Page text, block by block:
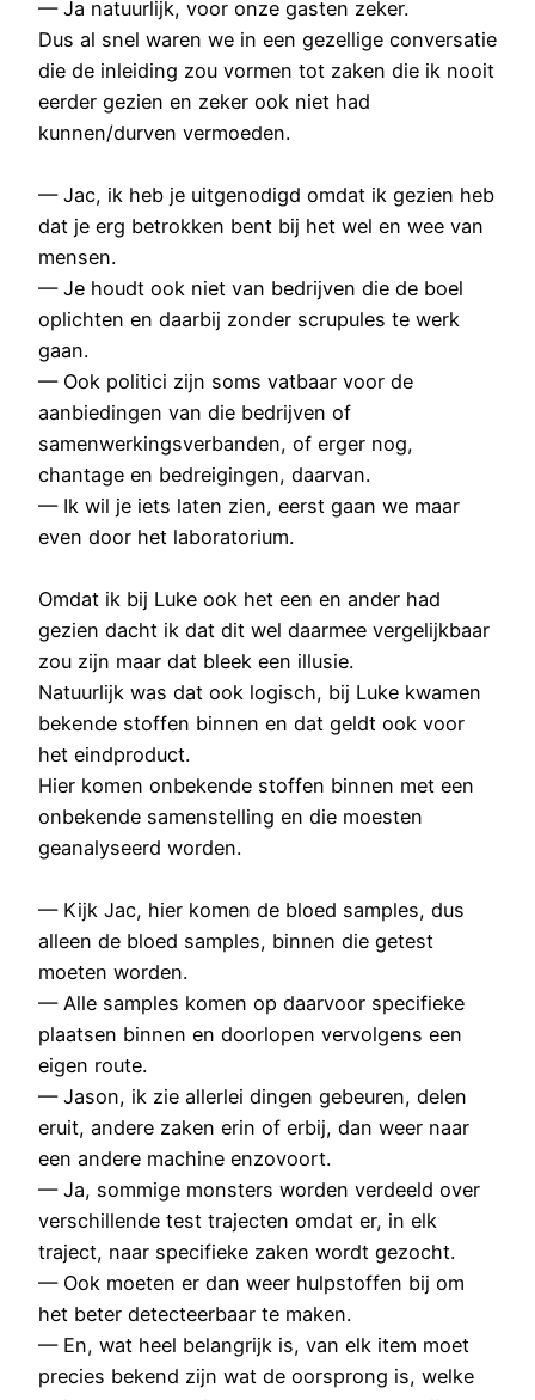
— Ja natuurlijk, voor onze gasten zeker.
Dus al snel waren we in een gezellige conversatie
die de inleiding zou vormen tot zaken die ik nooit
eerder gezien en zeker ook niet had
kunnen/durven vermoeden.
— Jac, ik heb je uitgenodigd omdat ik gezien heb
dat je erg betrokken bent bij het wel en wee van
mensen.
— Je houdt ook niet van bedrijven die de boel
oplichten en daarbij zonder scrupules te werk
gaan.
— Ook politici zijn soms vatbaar voor de
aanbiedingen van die bedrijven of
samenwerkingsverbanden, of erger nog,
chantage en bedreigingen, daarvan.
— Ik wil je iets laten zien, eerst gaan we maar
even door het laboratorium.
Omdat ik bij Luke ook het een en ander had
gezien dacht ik dat dit wel daarmee vergelijkbaar
zou zijn maar dat bleek een illusie.
Natuurlijk was dat ook logisch, bij Luke kwamen
bekende stoffen binnen en dat geldt ook voor
het eindproduct.
Hier komen onbekende stoffen binnen met een
onbekende samenstelling en die moesten
geanalyseerd worden.
— Kijk Jac, hier komen de bloed samples, dus
alleen de bloed samples, binnen die getest
moeten worden.
— Alle samples komen op daarvoor specifieke
plaatsen binnen en doorlopen vervolgens een
eigen route.
— Jason, ik zie allerlei dingen gebeuren, delen
eruit, andere zaken erin of erbij, dan weer naar
een andere machine enzovoort.
— Ja, sommige monsters worden verdeeld over
verschillende test trajecten omdat er, in elk
traject, naar specifieke zaken wordt gezocht.
— Ook moeten er dan weer hulpstoffen bij om
het beter detecteerbaar te maken.
— En, wat heel belangrijk is, van elk item moet
precies bekend zijn wat de oorsprong is, welke